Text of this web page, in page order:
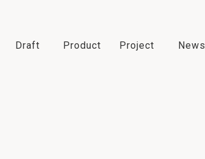
Draft Product Project News